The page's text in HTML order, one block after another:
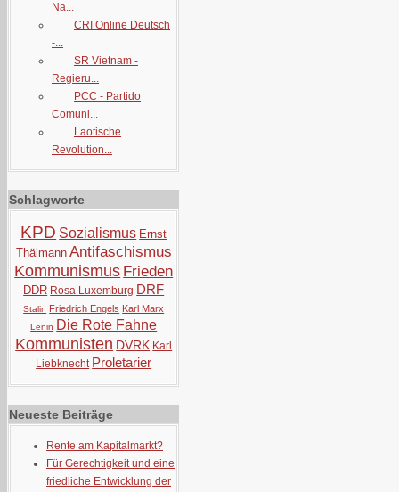
Na...
CRI Online Deutsch
-...
SR Vietnam -
Regieru...
PCC - Partido
Comuni...
Laotische
Revolution...
Schlagworte
KPD Sozialismus Ernst
Thälmann Antifaschismus
Kommunismus Frieden
DDR Rosa Luxemburg DRF
Stalin Friedrich Engels Karl Marx
Lenin Die Rote Fahne
Kommunisten DVRK Karl
Liebknecht Proletarier
Neueste Beiträge
Rente am Kapitalmarkt?
Für Gerechtigkeit und eine
friedliche Entwicklung der